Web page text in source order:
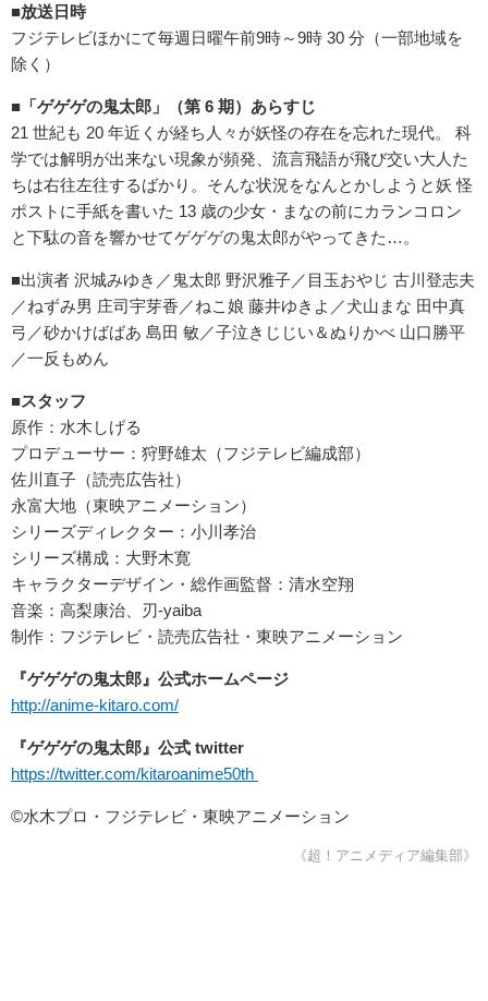
■放送日時
フジテレビほかにて毎週日曜午前9時～9時 30 分（一部地域を
除く）
■「ゲゲゲの鬼太郎」（第 6 期）あらすじ
21 世紀も 20 年近くが経ち人々が妖怪の存在を忘れた現代。 科
学では解明が出来ない現象が頻発、流言飛語が飛び交い大人た
ちは右往左往するばかり。そんな状況をなんとかしようと妖 怪
ポストに手紙を書いた 13 歳の少女・まなの前にカランコロン
と下駄の音を響かせてゲゲゲの鬼太郎がやってきた…。
■出演者 沢城みゆき／鬼太郎 野沢雅子／目玉おやじ 古川登志夫
／ねずみ男 庄司宇芽香／ねこ娘 藤井ゆきよ／犬山まな 田中真
弓／砂かけばばあ 島田 敏／子泣きじじい＆ぬりかべ 山口勝平
／一反もめん
■スタッフ
原作：水木しげる
プロデューサー：狩野雄太（フジテレビ編成部）
佐川直子（読売広告社）
永富大地（東映アニメーション）
シリーズディレクター：小川孝治
シリーズ構成：大野木寛
キャラクターデザイン・総作画監督：清水空翔
音楽：高梨康治、刃-yaiba
制作：フジテレビ・読売広告社・東映アニメーション
『ゲゲゲの鬼太郎』公式ホームページ
http://anime-kitaro.com/
『ゲゲゲの鬼太郎』公式 twitter
https://twitter.com/kitaroanime50th
©水木プロ・フジテレビ・東映アニメーション
《超！アニメディア編集部》